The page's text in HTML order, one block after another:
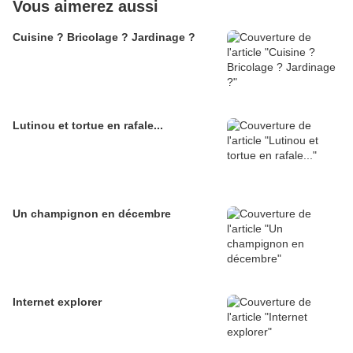
Vous aimerez aussi
Cuisine ? Bricolage ? Jardinage ?
Lutinou et tortue en rafale...
Un champignon en décembre
Internet explorer